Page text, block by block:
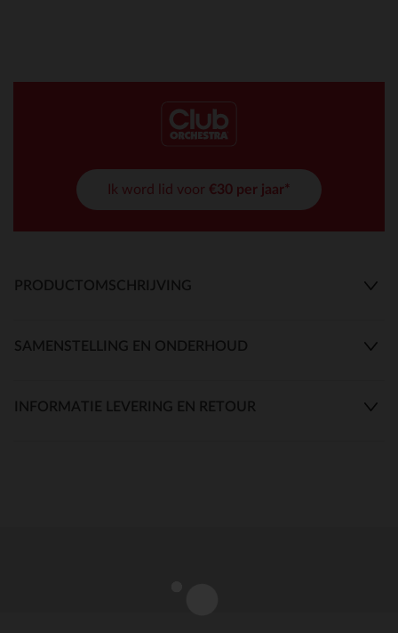
Ik word lid voor €30 per jaar*
PRODUCTOMSCHRIJVING
SAMENSTELLING EN ONDERHOUD
INFORMATIE LEVERING EN RETOUR